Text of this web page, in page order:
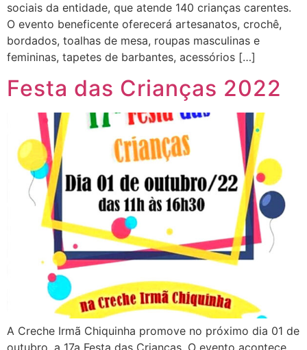
sociais da entidade, que atende 140 crianças carentes.
O evento beneficente oferecerá artesanatos, crochê,
bordados, toalhas de mesa, roupas masculinas e
femininas, tapetes de barbantes, acessórios […]
Festa das Crianças 2022
A Creche Irmã Chiquinha promove no próximo dia 01 de
outubro, a 17a Festa das Crianças. O evento acontece